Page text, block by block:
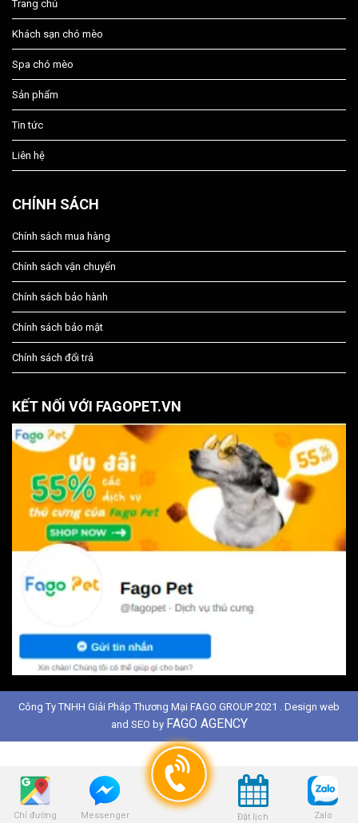
Chỉ đường Messenger Đặt lịch Zalo
Trang chủ
Khách sạn chó mèo
Spa chó mèo
Sản phẩm
Tin tức
Liên hệ
CHÍNH SÁCH
Chính sách mua hàng
Chính sách vận chuyển
Chính sách bảo hành
Chính sách bảo mật
Chính sách đổi trả
KẾT NỐI VỚI FAGOPET.VN
Công Ty TNHH Giải Pháp Thương Mại FAGO GROUP 2021 . Design web
and SEO by FAGO AGENCY